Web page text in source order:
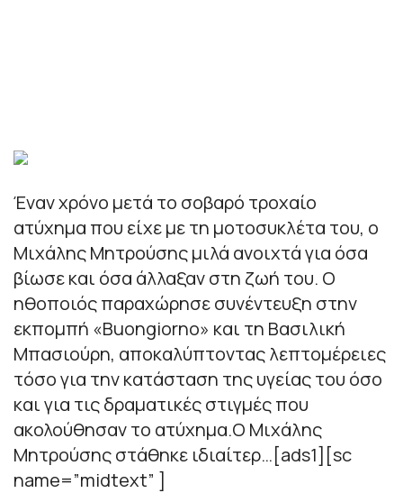
Έναν χρόνο μετά το σοβαρό τροχαίο
ατύχημα που είχε με τη μοτοσυκλέτα του, ο
Μιχάλης Μητρούσης μιλά ανοιχτά για όσα
βίωσε και όσα άλλαξαν στη ζωή του. Ο
ηθοποιός παραχώρησε συνέντευξη στην
εκπομπή «Buongiorno» και τη Βασιλική
Μπασιούρη, αποκαλύπτοντας λεπτομέρειες
τόσο για την κατάσταση της υγείας του όσο
και για τις δραματικές στιγμές που
ακολούθησαν το ατύχημα.Ο Μιχάλης
Μητρούσης στάθηκε ιδιαίτερ…[ads1][sc
name=”midtext” ]